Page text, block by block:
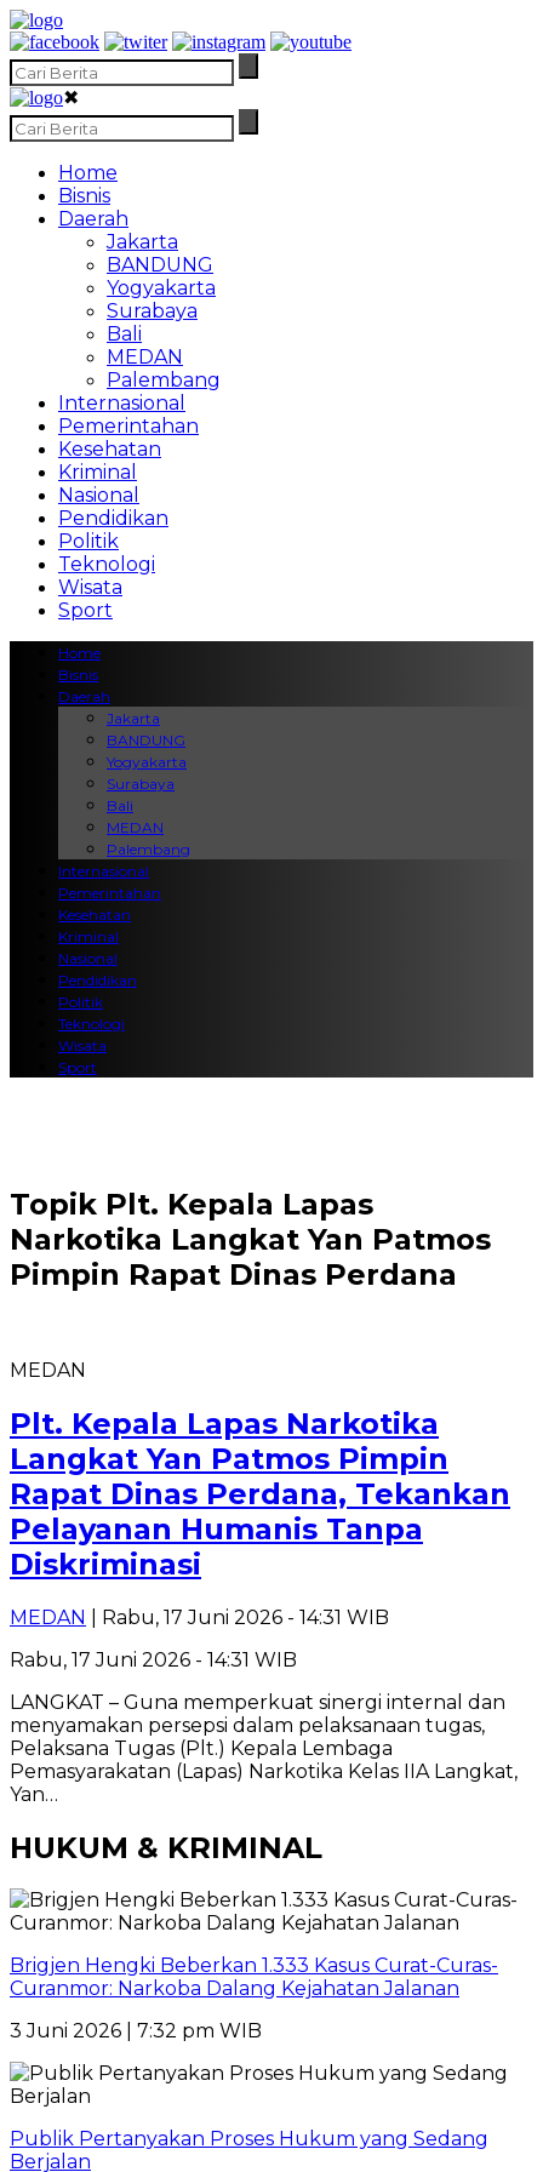
✖
Home
Bisnis
Daerah
Jakarta
BANDUNG
Yogyakarta
Surabaya
Bali
MEDAN
Palembang
Internasional
Pemerintahan
Kesehatan
Kriminal
Nasional
Pendidikan
Politik
Teknologi
Wisata
Sport
Home
Bisnis
Daerah
Jakarta
BANDUNG
Yogyakarta
Surabaya
Bali
MEDAN
Palembang
Internasional
Pemerintahan
Kesehatan
Kriminal
Nasional
Pendidikan
Politik
Teknologi
Wisata
Sport
Topik Plt. Kepala Lapas
Narkotika Langkat Yan Patmos
Pimpin Rapat Dinas Perdana
MEDAN
Plt. Kepala Lapas Narkotika
Langkat Yan Patmos Pimpin
Rapat Dinas Perdana, Tekankan
Pelayanan Humanis Tanpa
Diskriminasi
MEDAN
| Rabu, 17 Juni 2026 - 14:31 WIB
Rabu, 17 Juni 2026 - 14:31 WIB
LANGKAT – Guna memperkuat sinergi internal dan
menyamakan persepsi dalam pelaksanaan tugas,
Pelaksana Tugas (Plt.) Kepala Lembaga
Pemasyarakatan (Lapas) Narkotika Kelas IIA Langkat,
Yan…
HUKUM & KRIMINAL
Brigjen Hengki Beberkan 1.333 Kasus Curat-Curas-
Curanmor: Narkoba Dalang Kejahatan Jalanan
3 Juni 2026 | 7:32 pm WIB
Publik Pertanyakan Proses Hukum yang Sedang
Berjalan